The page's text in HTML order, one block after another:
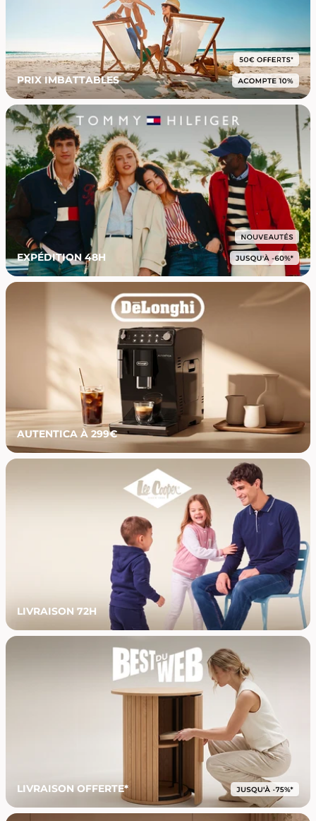
PRIX IMBATTABLES
EXPÉDITION 48H
AUTENTICA À 299€
LIVRAISON 72H
LIVRAISON OFFERTE*